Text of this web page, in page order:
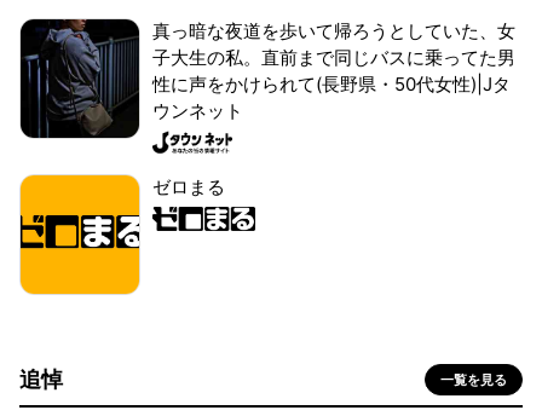
真っ暗な夜道を歩いて帰ろうとしていた、女
子大生の私。直前まで同じバスに乗ってた男
性に声をかけられて(長野県・50代女性)|Jタ
ウンネット
ゼロまる
追悼 一覧を見る